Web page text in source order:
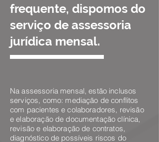
frequente, dispomos do
serviço de assessoria
jurídica mensal.
Na assessoria mensal, estão inclusos
serviços, como: mediação de conflitos
com pacientes e colaboradores, revisão
e elaboração de documentação clínica,
revisão e elaboração de contratos,
diagnóstico de possíveis riscos do